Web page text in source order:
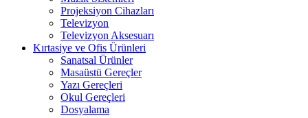
Projeksiyon Cihazları
Televizyon
Televizyon Aksesuarı
Kırtasiye ve Ofis Ürünleri
Sanatsal Ürünler
Masaüstü Gereçler
Yazı Gereçleri
Okul Gereçleri
Dosyalama